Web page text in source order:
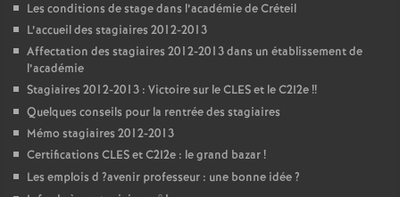
Les conditions de stage dans l’académie de Créteil
L’accueil des stagiaires 2012-2013
Affectation des stagiaires 2012-2013 dans un établissement de
l’académie
Stagiaires 2012-2013 : Victoire sur leCLESet le C2I2e!!
Quelques conseils pour la rentrée des stagiaires
Mémo stagiaires 2012-2013
Certifications CLESet C2I2e : le grand bazar!
Les emplois d ?avenir professeur : une bonne idée?